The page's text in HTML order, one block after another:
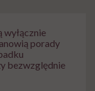
wyłącznie
porady
bezwzględnie